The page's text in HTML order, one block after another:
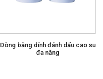
Dòng băng dính đánh dấu cao su
đa năng